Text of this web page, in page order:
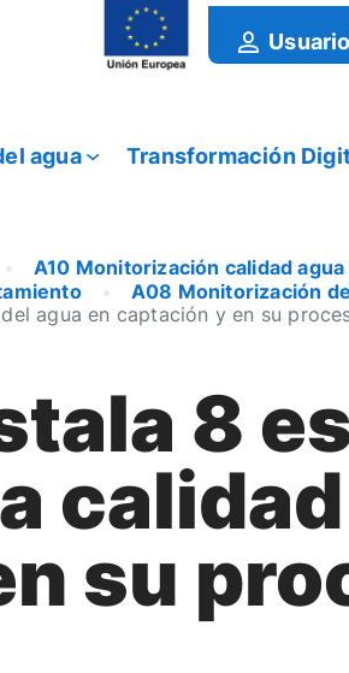
agua Transformación
A10 Monitorización calidad
A08 Monitorización
agua en captación y en su
8
su